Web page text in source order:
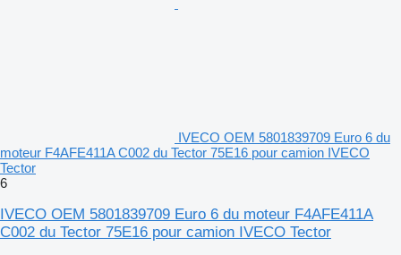
IVECO OEM 5801839709 Euro 6 du
moteur F4AFE411A C002 du Tector 75E16 pour camion IVECO
Tector
6
IVECO OEM 5801839709 Euro 6 du moteur F4AFE411A
C002 du Tector 75E16 pour camion IVECO Tector